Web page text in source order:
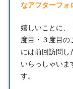
なアフターフォ
嬉しいことに、
度目・３度目の
には前回訪問し
いらっしゃいま
す。